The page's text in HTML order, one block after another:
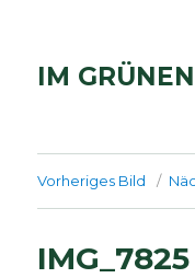
IM
Vorheriges Bild
IMG_7825